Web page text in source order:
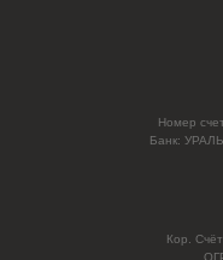
Номер
Банк:
Кор.